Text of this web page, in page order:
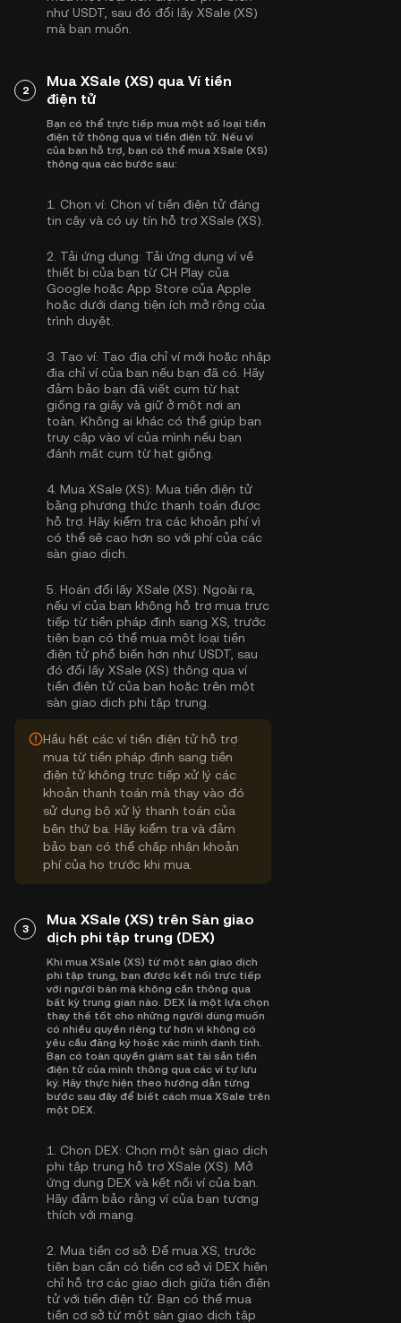
như USDT , sau đó đổi lấy XSale (XS)
mà bạn muốn.
2
Mua XSale (XS) qua Ví tiền
điện tử
Bạn có thể trực tiếp mua một số loại tiền
điện tử thông qua ví tiền điện tử. Nếu ví
của bạn hỗ trợ, bạn có thể mua XSale (XS)
thông qua các bước sau:
1. Chọn ví: Chọn ví tiền điện tử đáng
tin cậy và có uy tín hỗ trợ XSale (XS).
2. Tải ứng dụng: Tải ứng dụng ví về
thiết bị của bạn từ CH Play của
Google hoặc App Store của Apple
hoặc dưới dạng tiện ích mở rộng của
trình duyệt.
3. Tạo ví: Tạo địa chỉ ví mới hoặc nhập
địa chỉ ví của bạn nếu bạn đã có. Hãy
đảm bảo bạn đã viết cụm từ hạt
giống ra giấy và giữ ở một nơi an
toàn. Không ai khác có thể giúp bạn
truy cập vào ví của mình nếu bạn
đánh mất cụm từ hạt giống.
4. Mua XSale (XS): Mua tiền điện tử
bằng phương thức thanh toán được
hỗ trợ. Hãy kiểm tra các khoản phí vì
có thể sẽ cao hơn so với phí của các
sàn giao dịch.
5. Hoán đổi lấy XSale (XS): Ngoài ra,
nếu ví của bạn không hỗ trợ mua trực
tiếp từ tiền pháp định sang XS, trước
tiên bạn có thể mua một loại tiền
điện tử phổ biến hơn như USDT, sau
đó đổi lấy XSale (XS) thông qua ví
tiền điện tử của bạn hoặc trên một
sàn giao dịch phi tập trung.
Hầu hết các ví tiền điện tử hỗ trợ
mua từ tiền pháp định sang tiền
điện tử không trực tiếp xử lý các
khoản thanh toán mà thay vào đó
sử dụng bộ xử lý thanh toán của
bên thứ ba. Hãy kiểm tra và đảm
bảo bạn có thể chấp nhận khoản
phí của họ trước khi mua.
3
Mua XSale (XS) trên Sàn giao
dịch phi tập trung (DEX)
Khi mua XSale (XS) từ một sàn giao dịch
phi tập trung, bạn được kết nối trực tiếp
với người bán mà không cần thông qua
bất kỳ trung gian nào. DEX là một lựa chọn
thay thế tốt cho những người dùng muốn
có nhiều quyền riêng tư hơn vì không có
yêu cầu đăng ký hoặc xác minh danh tính.
Bạn có toàn quyền giám sát tài sản tiền
điện tử của mình thông qua các ví tự lưu
ký. Hãy thực hiện theo hướng dẫn từng
bước sau đây để biết cách mua XSale trên
một DEX.
1. Chọn DEX: Chọn một sàn giao dịch
phi tập trung hỗ trợ XSale (XS). Mở
ứng dụng DEX và kết nối ví của bạn.
Hãy đảm bảo rằng ví của bạn tương
thích với mạng.
2. Mua tiền cơ sở: Để mua XS, trước
tiên bạn cần có tiền cơ sở vì DEX hiện
chỉ hỗ trợ các giao dịch giữa tiền điện
tử với tiền điện tử. Bạn có thể mua
tiền cơ sở từ một sàn giao dịch tập